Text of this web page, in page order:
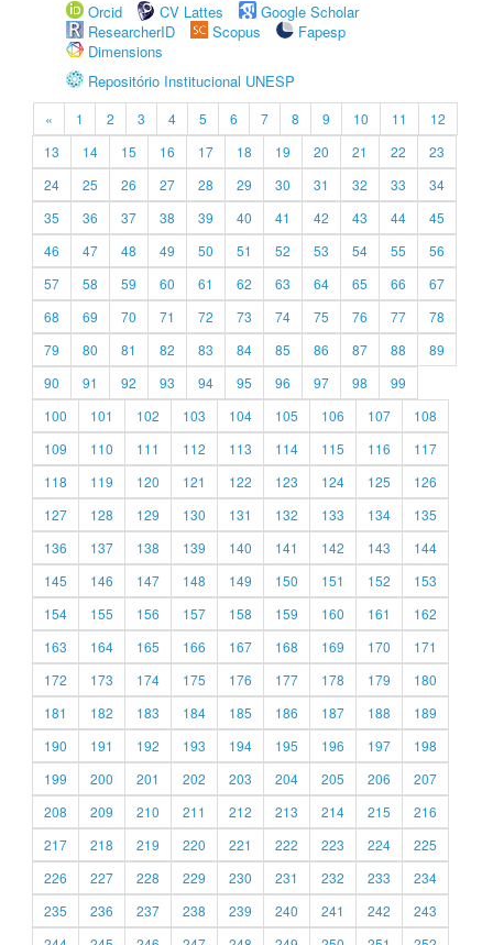
Orcid
CV Lattes
Google Scholar
ResearcherID
Scopus
Fapesp
Dimensions
Repositório Institucional UNESP
« 1 2 3 4 5 6 7 8 9 10 11
12
13
14 15 16 17 18 19 20 21 22
23
24
25 26 27 28 29 30 31 32 33
34
35
36 37 38 39 40 41 42 43 44
45
46
47 48 49 50 51 52 53 54 55
56
57
58 59 60 61 62 63 64 65 66
67
68
69 70 71 72 73 74 75 76 77
78
79
80 81 82 83 84 85 86 87 88
89
90
91 92 93 94 95 96 97 98
99
100
101 102 103 104 105 106 107
108
109
110 111 112 113 114 115 116
117
118
119 120 121 122 123 124 125
126
127
128 129 130 131 132 133 134
135
136
137 138 139 140 141 142 143
144
145
146 147 148 149 150 151 152
153
154
155 156 157 158 159 160 161
162
163
164 165 166 167 168 169 170
171
172
173 174 175 176 177 178 179
180
181
182 183 184 185 186 187 188
189
190
191 192 193 194 195 196 197
198
199
200 201 202 203 204 205 206
207
208
209 210 211 212 213 214 215
216
217
218 219 220 221 222 223 224
225
226
227 228 229 230 231 232 233
234
235
236 237 238 239 240 241 242
243